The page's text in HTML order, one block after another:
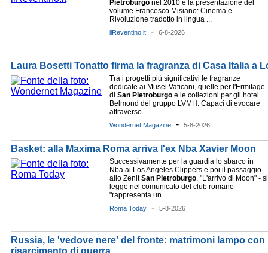
Pietroburgo nel 2010 e la presentazione del
volume Francesco Misiano: Cinema e
Rivoluzione tradotto in lingua ...
ilReventino.it - 6-8-2026
Laura Bosetti Tonatto firma la fragranza di Casa Italia a
Tra i progetti più significativi le fragranze
dedicate ai Musei Vaticani, quelle per l'Ermitage
di San Pietroburgo e le collezioni per gli hotel
Belmond del gruppo LVMH. Capaci di evocare
attraverso ...
Wondernet Magazine - 5-8-2026
Basket: alla Maxima Roma arriva l'ex Nba Xavier Moon
Successivamente per la guardia lo sbarco in
Nba ai Los Angeles Clippers e poi il passaggio
allo ZenitSan Pietroburgo. "L'arrivo di Moon" - si
legge nel comunicato del club romano -
"rappresenta un ...
Roma Today - 5-8-2026
Russia, le 'vedove nere' del fronte: matrimoni lampo
risarcimento di guerra